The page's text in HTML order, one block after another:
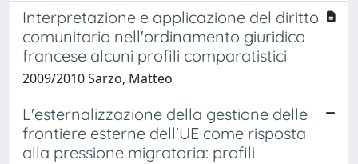
Interpretazione e applicazione del diritto
comunitario nell'ordinamento giuridico
francese alcuni profili comparatistici
2009/2010 Sarzo, Matteo
L'esternalizzazione della gestione delle
frontiere esterne dell'UE come risposta
alla pressione migratoria: profili